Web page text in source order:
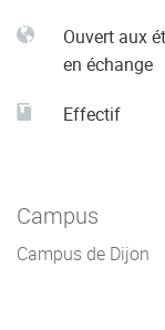
Ouvert aux
en échange
Effectif
Campus
Campus de Dijon